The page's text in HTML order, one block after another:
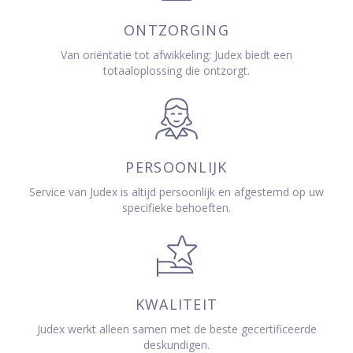
ONTZORGING
Van oriëntatie tot afwikkeling: Judex biedt een
totaaloplossing die ontzorgt.
PERSOONLIJK
Service van Judex is altijd persoonlijk en afgestemd op uw
specifieke behoeften.
KWALITEIT
Judex werkt alleen samen met de beste gecertificeerde
deskundigen.